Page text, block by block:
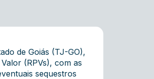
de Goiás (TJ-GO),
(RPVs), com as
sequestros